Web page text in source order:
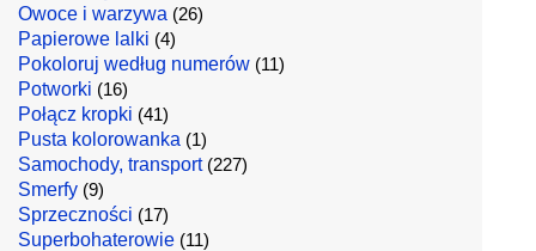
Owoce i warzywa (26)
Papierowe lalki (4)
Pokoloruj według numerów (11)
Potworki (16)
Połącz kropki (41)
Pusta kolorowanka (1)
Samochody, transport(227)
Smerfy (9)
Sprzeczności (17)
Superbohaterowie (11)